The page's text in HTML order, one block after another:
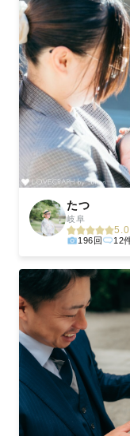
丁寧なレタッチで
撮影後は、独自の編
整。自然な雰囲気を
に。きっと「こんな
出会えます。まずは
たつ
岐阜
5.0
196回 12